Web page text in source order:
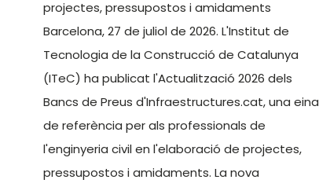
projectes, pressupostos i amidaments
Barcelona, 27 de juliol de 2026. L'Institut de
Tecnologia de la Construcció de Catalunya
(ITeC) ha publicat l'Actualització 2026 dels
Bancs de Preus d'Infraestructures.cat, una eina
de referència per als professionals de
l'enginyeria civil en l'elaboració de projectes,
pressupostos i amidaments. La nova